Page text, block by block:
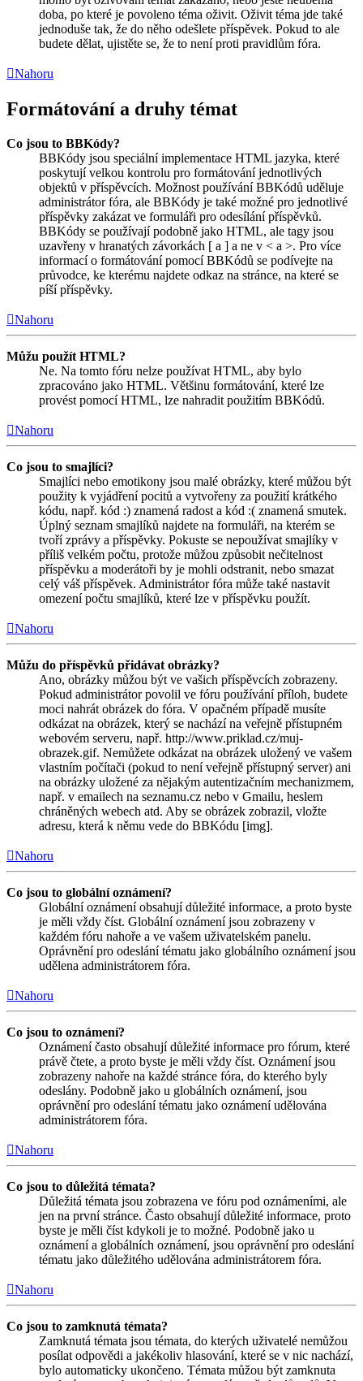
doba, po které je povoleno téma oživit. Oživit téma jde také
jednoduše tak, že do něho odešlete příspěvek. Pokud to ale
budete dělat, ujistěte se, že to není proti pravidlům fóra.
Nahoru
Formátování a druhy témat
Co jsou to BBKódy?
BBKódy jsou speciální implementace HTML jazyka, které
poskytují velkou kontrolu pro formátování jednotlivých
objektů v příspěvcích. Možnost používání BBKódů uděluje
administrátor fóra, ale BBKódy je také možné pro jednotlivé
příspěvky zakázat ve formuláři pro odesílání příspěvků.
BBKódy se používají podobně jako HTML, ale tagy jsou
uzavřeny v hranatých závorkách [ a ] a ne v < a >. Pro více
informací o formátování pomocí BBKódů se podívejte na
průvodce, ke kterému najdete odkaz na stránce, na které se
píší příspěvky.
Nahoru
Můžu použít HTML?
Ne. Na tomto fóru nelze používat HTML, aby bylo
zpracováno jako HTML. Většinu formátování, které lze
provést pomocí HTML, lze nahradit použitím BBKódů.
Nahoru
Co jsou to smajlíci?
Smajlíci nebo emotikony jsou malé obrázky, které můžou být
použity k vyjádření pocitů a vytvořeny za použití krátkého
kódu, např. kód :) znamená radost a kód :( znamená smutek.
Úplný seznam smajlíků najdete na formuláři, na kterém se
tvoří zprávy a příspěvky. Pokuste se nepoužívat smajlíky v
příliš velkém počtu, protože můžou způsobit nečitelnost
příspěvku a moderátoři by je mohli odstranit, nebo smazat
celý váš příspěvek. Administrátor fóra může také nastavit
omezení počtu smajlíků, které lze v příspěvku použít.
Nahoru
Můžu do příspěvků přidávat obrázky?
Ano, obrázky můžou být ve vašich příspěvcích zobrazeny.
Pokud administrátor povolil ve fóru používání příloh, budete
moci nahrát obrázek do fóra. V opačném případě musíte
odkázat na obrázek, který se nachází na veřejně přístupném
webovém serveru, např. http://www.priklad.cz/muj-
obrazek.gif. Nemůžete odkázat na obrázek uložený ve vašem
vlastním počítači (pokud to není veřejně přístupný server) ani
na obrázky uložené za nějakým autentizačním mechanizmem,
např. v emailech na seznamu.cz nebo v Gmailu, heslem
chráněných webech atd. Aby se obrázek zobrazil, vložte
adresu, která k němu vede do BBKódu [img].
Nahoru
Co jsou to globální oznámení?
Globální oznámení obsahují důležité informace, a proto byste
je měli vždy číst. Globální oznámení jsou zobrazeny v
každém fóru nahoře a ve vašem uživatelském panelu.
Oprávnění pro odeslání tématu jako globálního oznámení jsou
udělena administrátorem fóra.
Nahoru
Co jsou to oznámení?
Oznámení často obsahují důležité informace pro fórum, které
právě čtete, a proto byste je měli vždy číst. Oznámení jsou
zobrazeny nahoře na každé stránce fóra, do kterého byly
odeslány. Podobně jako u globálních oznámení, jsou
oprávnění pro odeslání tématu jako oznámení udělována
administrátorem fóra.
Nahoru
Co jsou to důležitá témata?
Důležitá témata jsou zobrazena ve fóru pod oznámeními, ale
jen na první stránce. Často obsahují důležité informace, proto
byste je měli číst kdykoli je to možné. Podobně jako u
oznámení a globálních oznámení, jsou oprávnění pro odeslání
tématu jako důležitého udělována administrátorem fóra.
Nahoru
Co jsou to zamknutá témata?
Zamknutá témata jsou témata, do kterých uživatelé nemůžou
posílat odpovědi a jakékoliv hlasování, které se v nic nachází,
bylo automaticky ukončeno. Témata můžou být zamknuta